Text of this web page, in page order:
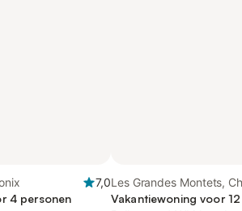
7,0
4 personen
Les Grandes Montets,
Vakantiewoning voor